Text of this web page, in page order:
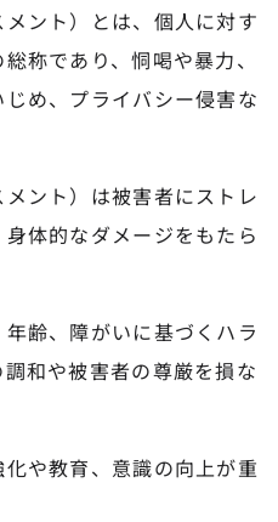
ント）とは、個人に対す
称であり、恫喝や暴力、
め、プライバシー侵害な
ント）は被害者にストレ
体的なダメージをもたら
齢、障がいに基づくハラ
和や被害者の尊厳を損な
や教育、意識の向上が重